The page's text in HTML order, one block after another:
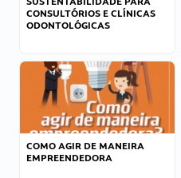
CONSULTÓRIOS E CLÍNICAS
ODONTOLÓGICAS
COMO AGIR DE MANEIRA
EMPREENDEDORA